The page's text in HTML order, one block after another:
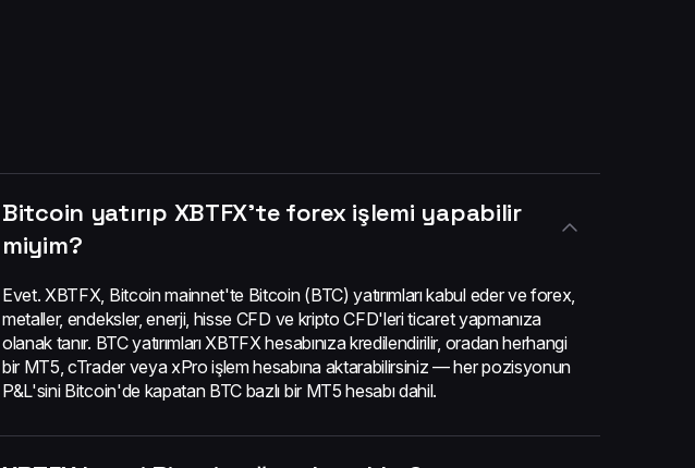
Bitcoin yatırıp XBTFX'te forex işlemi yapabilir
miyim?
Evet. XBTFX, Bitcoin mainnet'te Bitcoin (BTC) yatırımları kabul eder ve forex,
metaller, endeksler, enerji, hisse CFD ve kripto CFD'leri ticaret yapmanıza
olanak tanır. BTC yatırımları XBTFX hesabınıza kredilendirilir, oradan herhangi
bir MT5, cTrader veya xPro işlem hesabına aktarabilirsiniz — her pozisyonun
P&L'sini Bitcoin'de kapatan BTC bazlı bir MT5 hesabı dahil.